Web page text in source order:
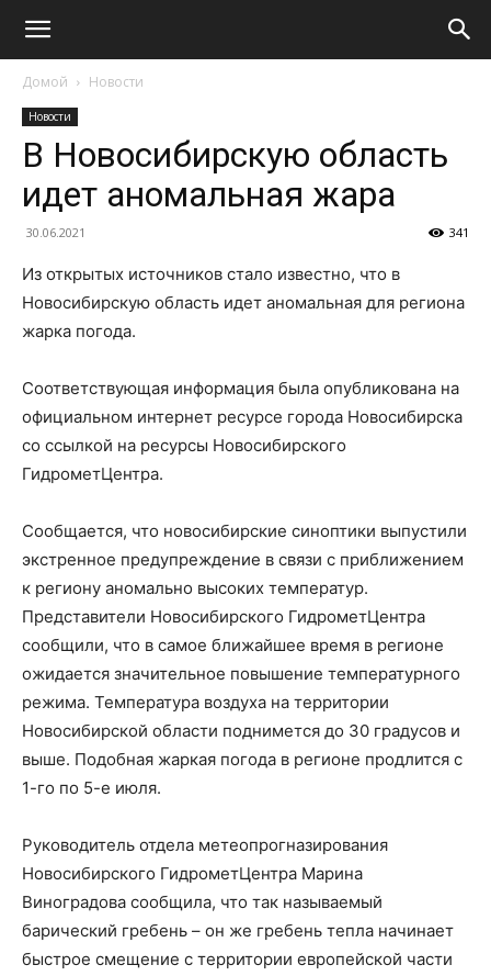
Домой Новости
Новости
В Новосибирскую область
идет аномальная жара
30.06.2021 341
Из открытых источников стало известно, что в
Новосибирскую область идет аномальная для региона
жарка погода.
Соответствующая информация была опубликована на
официальном интернет ресурсе города Новосибирска
со ссылкой на ресурсы Новосибирского
ГидрометЦентра.
Сообщается, что новосибирские синоптики выпустили
экстренное предупреждение в связи с приближением
к региону аномально высоких температур.
Представители Новосибирского ГидрометЦентра
сообщили, что в самое ближайшее время в регионе
ожидается значительное повышение температурного
режима. Температура воздуха на территории
Новосибирской области поднимется до 30 градусов и
выше. Подобная жаркая погода в регионе продлится с
1-го по 5-е июля.
Руководитель отдела метеопрогназирования
Новосибирского ГидрометЦентра Марина
Виноградова сообщила, что так называемый
барический гребень – он же гребень тепла начинает
быстрое смещение с территории европейской части